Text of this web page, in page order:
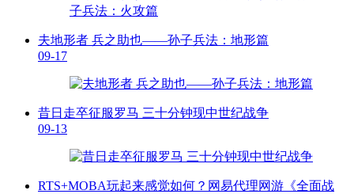
夫地形者 兵之助也——孙子兵法：地形篇
09-17
昔日走卒征服罗马 三十分钟现中世纪战争
09-13
RTS+MOBA玩起来感觉如何？网易代理网游《全面战